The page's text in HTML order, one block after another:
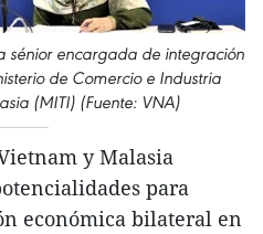
sénior encargada de integración
de Comercio e Industria
(MITI) (Fuente: VNA)
y Malasia
para
económica bilateral en